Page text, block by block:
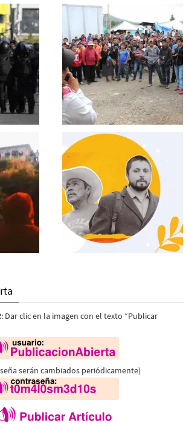
Dar clic en la imagen con el texto “Publicar
serán cambiados periódicamente)